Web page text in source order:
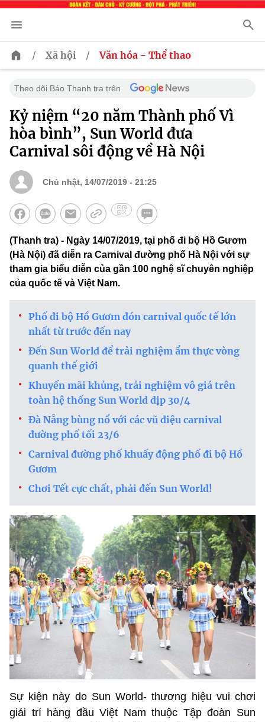
/ Xã hội / Văn hóa - Thể thao
Theo dõi Báo Thanh tra trên
Kỷ niệm “20 năm Thành phố Vì
hòa bình”, Sun World đưa
Carnival sôi động về Hà Nội
Chủ nhật, 14/07/2019 - 21:25
(Thanh tra) - Ngày 14/07/2019, tại phố đi bộ Hồ Gươm
(Hà Nội) đã diễn ra Carnival đường phố Hà Nội với sự
tham gia biểu diễn của gần 100 nghệ sĩ chuyên nghiệp
của quốc tế và Việt Nam.
Phố đi bộ Hồ Gươm đón carnival quốc tế lớn
nhất từ trước đến nay
Đến Sun World để trải nghiệm ẩm thực vòng
quanh thế giới
Khuyến mãi khủng, trải nghiệm vô giá trên
toàn hệ thống Sun World dịp 30/4
Đà Nẵng bùng nổ với các vũ điệu carnival
đường phố tối 23/6
Carnival đường phố khuấy động phố đi bộ Hồ
Gươm
Chơi Tết cực chất, phải đến Sun World!
Sự kiện này do Sun World- thương hiệu vui chơi
giải trí hàng đầu Việt Nam thuộc Tập đoàn Sun